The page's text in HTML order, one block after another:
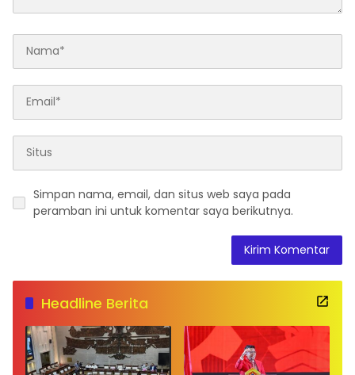
Simpan nama, email, dan situs web saya pada
peramban ini untuk komentar saya berikutnya.
Headline Berita